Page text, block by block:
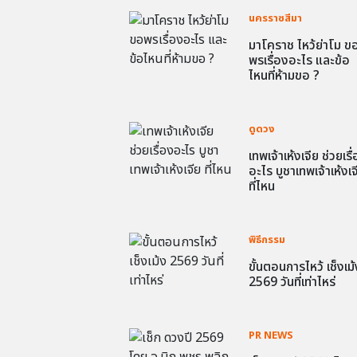
นครราชสีมา
มาโคราช ไหว้ย่าโม ข
พรเรื่องอะไร และข้อ
ไหนที่ห้ามขอ ?
ดูดวง
เทพเจ้าเห้งเจีย ช่วยเ
อะไร บูชาเทพเจ้าเห้งเ
ที่ไหน
พิธีกรรม
ขั้นตอนการไหว้ เช็งเ
2569 วันที่เท่าไหร่
PR NEWS